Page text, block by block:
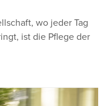
wo jeder Tag
ist die Pflege der